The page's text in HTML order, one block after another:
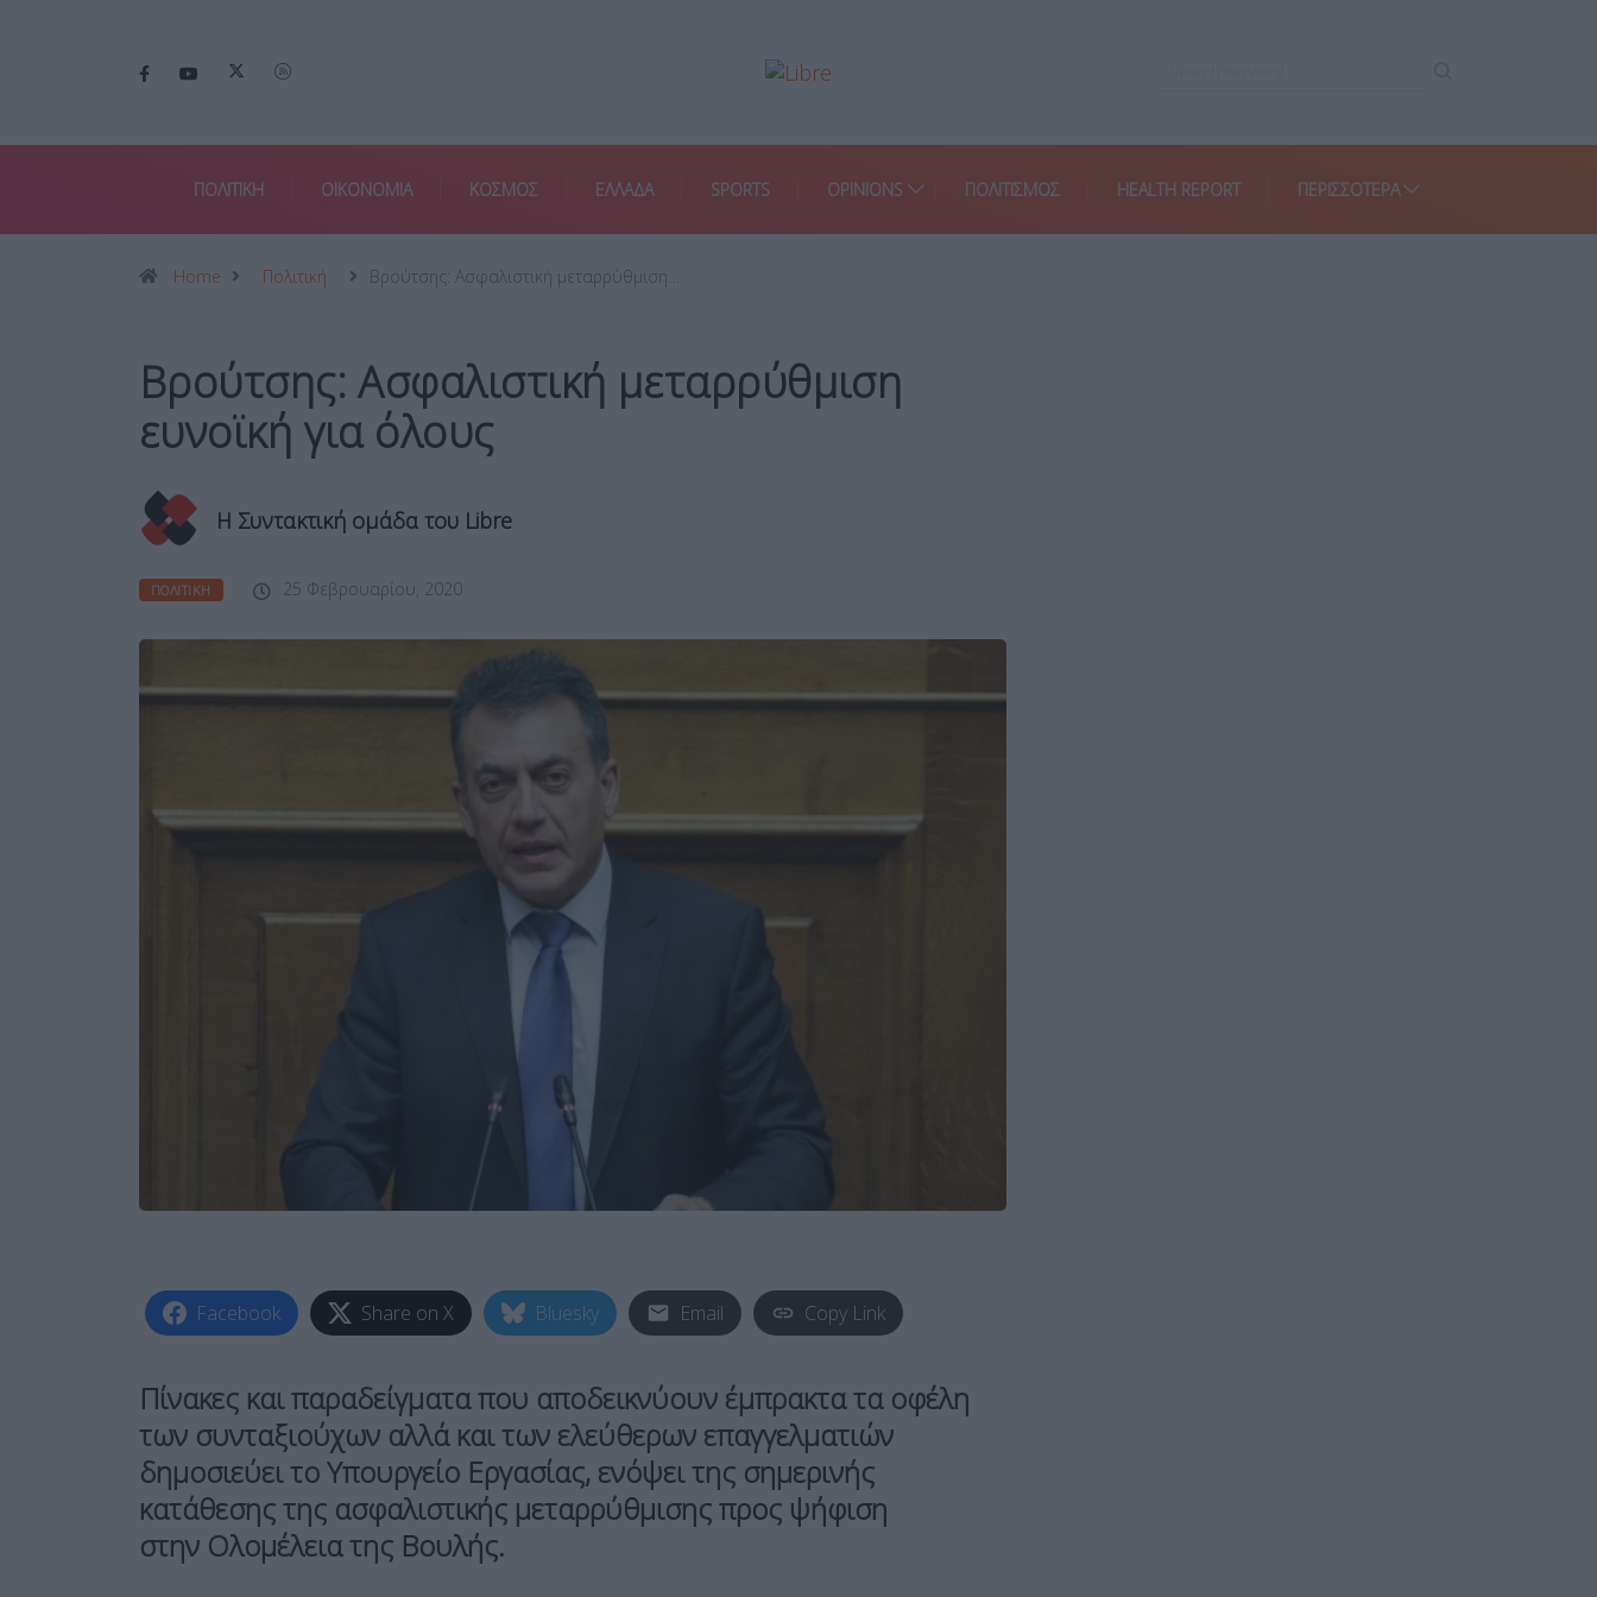
ΠΟΛΙΤΙΚΗ ΟΙΚΟΝΟΜΙΑ ΚΟΣΜΟΣ ΕΛΛΑΔΑ SPORTS OPINIONS ΠΟΛΙΤΙΣΜΟΣ HEALTH REPORT ΠΕΡΙΣΣΌΤΕΡΑ
Home Πολιτική Βρούτσης: Ασφαλιστική μεταρρύθμιση…
Βρούτσης: Ασφαλιστική μεταρρύθμιση
ευνοϊκή για όλους
Η Συντακτική ομάδα του Libre
ΠΟΛΙΤΙΚΉ 25 Φεβρουαρίου, 2020
Facebook Share on X Bluesky Email Copy Link
Πίνακες και παραδείγματα που αποδεικνύουν έμπρακτα τα οφέλη
των συνταξιούχων αλλά και των ελεύθερων επαγγελματιών
δημοσιεύει το Υπουργείο Εργασίας, ενόψει της σημερινής
κατάθεσης της ασφαλιστικής μεταρρύθμισης προς ψήφιση
στην Ολομέλεια της Βουλής.